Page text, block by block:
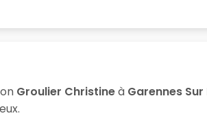
Groulier Christineà Garennes Sur